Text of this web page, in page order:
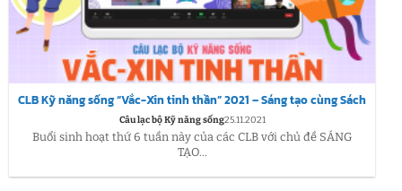
CLB Kỹ năng sống “Vắc-Xin tinh thần” 2021 – Sáng tạo cùng Sách
Câu lạc bộ Kỹ năng sống25.11.2021
Buổi sinh hoạt thứ 6 tuần này của các CLB với chủ đề SÁNG
TẠO...